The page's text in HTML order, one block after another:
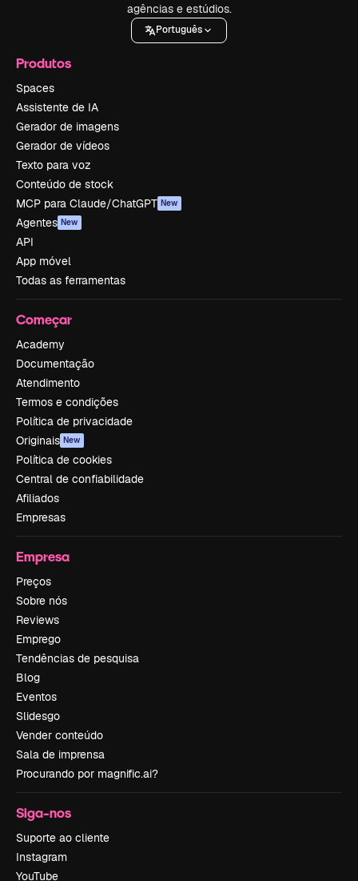
agências e estúdios.
Português
Produtos
Spaces
Assistente de IA
Gerador de imagens
Gerador de vídeos
Texto para voz
Conteúdo de stock
MCP para Claude/ChatGPT New
Agentes New
API
App móvel
Todas as ferramentas
Começar
Academy
Documentação
Atendimento
Termos e condições
Política de privacidade
Originais New
Política de cookies
Central de confiabilidade
Afiliados
Empresas
Empresa
Preços
Sobre nós
Reviews
Emprego
Tendências de pesquisa
Blog
Eventos
Slidesgo
Vender conteúdo
Sala de imprensa
Procurando por magnific.ai?
Siga-nos
Suporte ao cliente
Instagram
YouTube